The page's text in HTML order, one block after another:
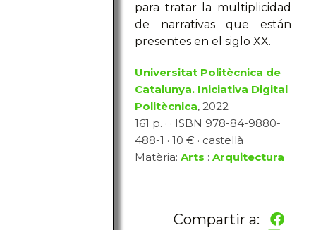
para tratar la multiplicidad
de narrativas que están
presentes en el siglo XX.
Universitat Politècnica de
Catalunya. Iniciativa Digital
Politècnica, 2022
161 p. · · ISBN 978-84-9880-
488-1 · 10 € · castellà
Matèria:Arts :Arquitectura
Compartir a: